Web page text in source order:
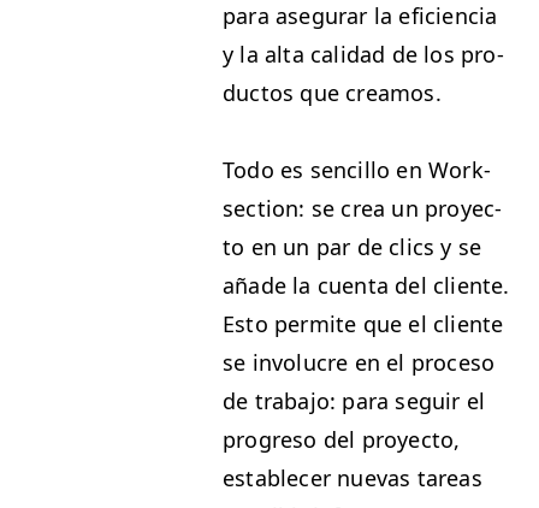
para ase­gu­rar la efi­cien­cia
y la alta cal­i­dad de los pro­
duc­tos que creamos.
Todo es sen­cil­lo en Work­
sec­tion: se crea un proyec­
to en un par de clics y se
añade la cuen­ta del cliente.
Esto per­mite que el cliente
se involu­cre en el pro­ce­so
de tra­ba­jo: para seguir el
pro­gre­so del proyec­to,
estable­cer nuevas tar­eas